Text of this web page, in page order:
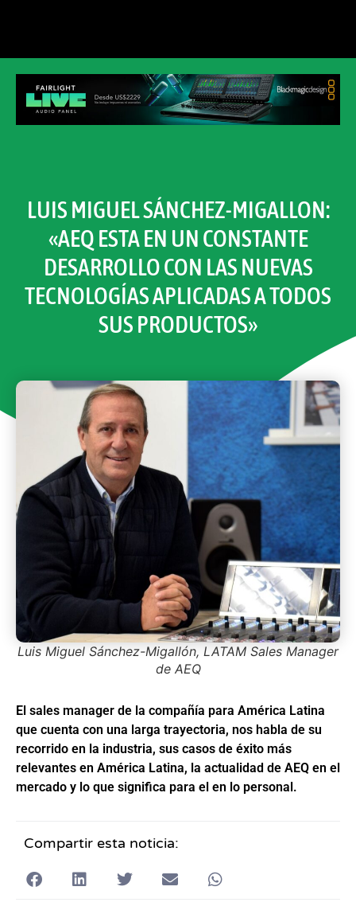
LUIS MIGUEL SÁNCHEZ-MIGALLON:
«AEQ ESTA EN UN CONSTANTE
DESARROLLO CON LAS NUEVAS
TECNOLOGÍAS APLICADAS A TODOS
SUS PRODUCTOS»
Luis Miguel Sánchez-Migallón, LATAM Sales Manager
de AEQ
El sales manager de la compañía para América Latina
que cuenta con una larga trayectoria, nos habla de su
recorrido en la industria, sus casos de éxito más
relevantes en América Latina, la actualidad de AEQ en el
mercado y lo que significa para el en lo personal.
Compartir esta noticia: